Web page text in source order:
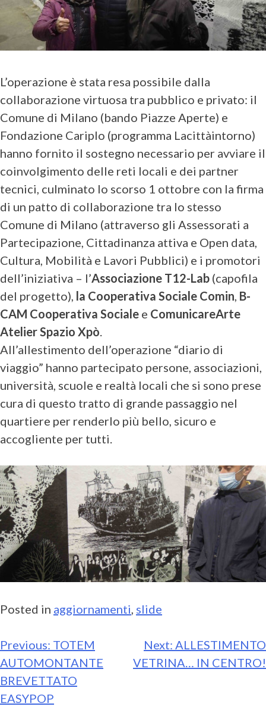
L’operazione è stata resa possibile dalla
collaborazione virtuosa tra pubblico e privato: il
Comune di Milano (bando Piazze Aperte) e
Fondazione Cariplo (programma Lacittàintorno)
hanno fornito il sostegno necessario per avviare il
coinvolgimento delle reti locali e dei partner
tecnici, culminato lo scorso 1 ottobre con la firma
di un patto di collaborazione tra lo stesso
Comune di Milano (attraverso gli Assessorati a
Partecipazione, Cittadinanza attiva e Open data,
Cultura, Mobilità e Lavori Pubblici) e i promotori
dell’iniziativa – l’Associazione T12-Lab (capofila
del progetto), la Cooperativa Sociale Comin B-
CAM Cooperativa Sociale e ComunicareArte
Atelier Spazio Xpò
All’allestimento dell’operazione “diario di
viaggio” hanno partecipato persone, associazioni,
università, scuole e realtà locali che si sono prese
cura di questo tratto di grande passaggio nel
quartiere per renderlo più bello, sicuro e
accogliente per tutti.
Posted in aggiornamenti slide
Previous: TOTEM
AUTOMONTANTE
BREVETTATO
EASYPOP
Next: ALLESTIMENTO
VETRINA… IN CENTRO!